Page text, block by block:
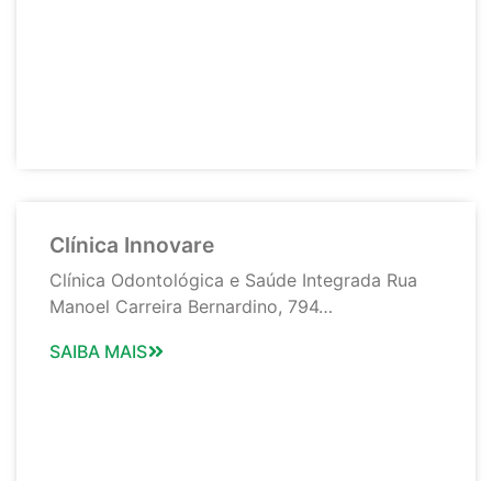
Clínica Innovare
Clínica Odontológica e Saúde Integrada Rua
Manoel Carreira Bernardino, 794…
SAIBA MAIS